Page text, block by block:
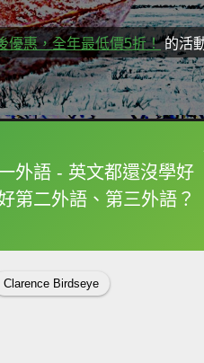
優惠，全年最低價5折！的活
外語 - 英文都還沒學好
第二外語、第三外語？
框選或點兩下字幕可
Clarence Birdseye